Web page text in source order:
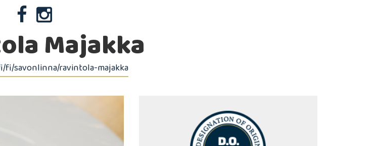
Majakka
fi/savonlinna/ravintola-majakka